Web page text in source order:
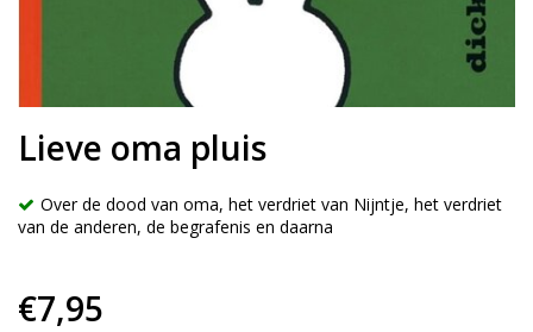
Lieve oma pluis
Over de dood van oma, het verdriet van Nijntje, het verdriet
van de anderen, de begrafenis en daarna
€7,95